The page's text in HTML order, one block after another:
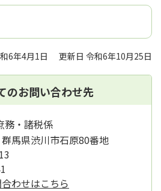
6年4月1日 更新日 令和6年10月25日
のお問い合わせ先
務・諸税係
馬県渋川市石原80番地
わせはこちら